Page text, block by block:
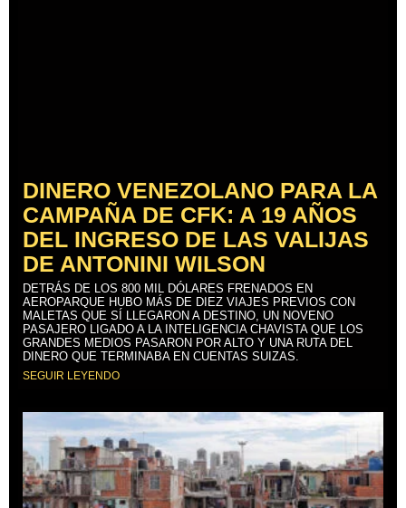
DINERO VENEZOLANO PARA LA
CAMPAÑA DE CFK: A 19 AÑOS
DEL INGRESO DE LAS VALIJAS
DE ANTONINI WILSON
DETRÁS DE LOS 800 MIL DÓLARES FRENADOS EN
AEROPARQUE HUBO MÁS DE DIEZ VIAJES PREVIOS CON
MALETAS QUE SÍ LLEGARON A DESTINO, UN NOVENO
PASAJERO LIGADO A LA INTELIGENCIA CHAVISTA QUE LOS
GRANDES MEDIOS PASARON POR ALTO Y UNA RUTA DEL
DINERO QUE TERMINABA EN CUENTAS SUIZAS.
SEGUIR LEYENDO